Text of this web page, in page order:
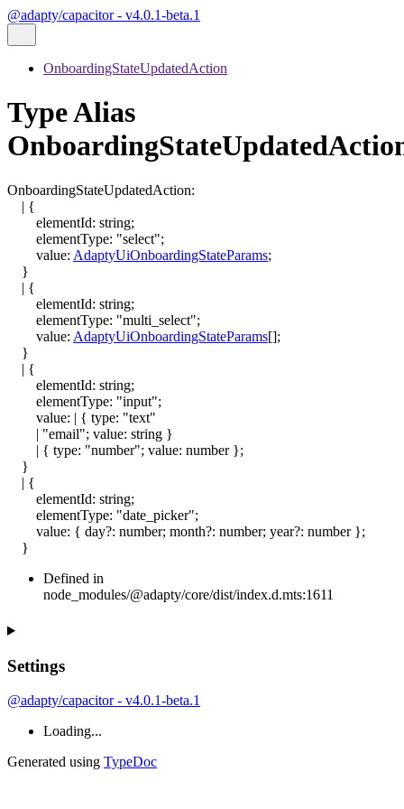
@adapty/capacitor - v4.0.1-beta.1
OnboardingStateUpdatedAction
Type Alias
OnboardingStateUpdatedAction:
| {
elementId: string;
elementType: "select";
value: AdaptyUiOnboardingStateParams;
}
| {
elementId: string;
elementType: "multi_select";
value: AdaptyUiOnboardingStateParams[];
}
| {
elementId: string;
elementType: "input";
value: | { type: "text"
| "email"; value: string }
| { type: "number"; value: number };
}
| {
elementId: string;
elementType: "date_picker";
value: { day?: number; month?: number; year?: number };
}
Defined in
node_modules/@adapty/core/dist/index.d.mts:1611
Settings
@adapty/capacitor - v4.0.1-beta.1
Loading...
Generated using TypeDoc